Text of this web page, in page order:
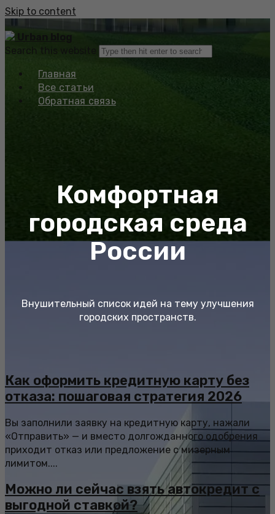
Skip to content
Urban blog
Search this website
Главная
Все статьи
Обратная связь
Комфортная
городская среда
России
Внушительный список идей на тему улучшения
городских пространств.
Как оформить кредитную карту без
отказа: пошаговая стратегия 2026
Вы заполнили заявку на кредитную карту, нажали
«Отправить» — и вместо долгожданного одобрения
приходит отказ или предложение с мизерным
лимитом....
Можно ли сейчас взять автокредит с
выгодной ставкой?